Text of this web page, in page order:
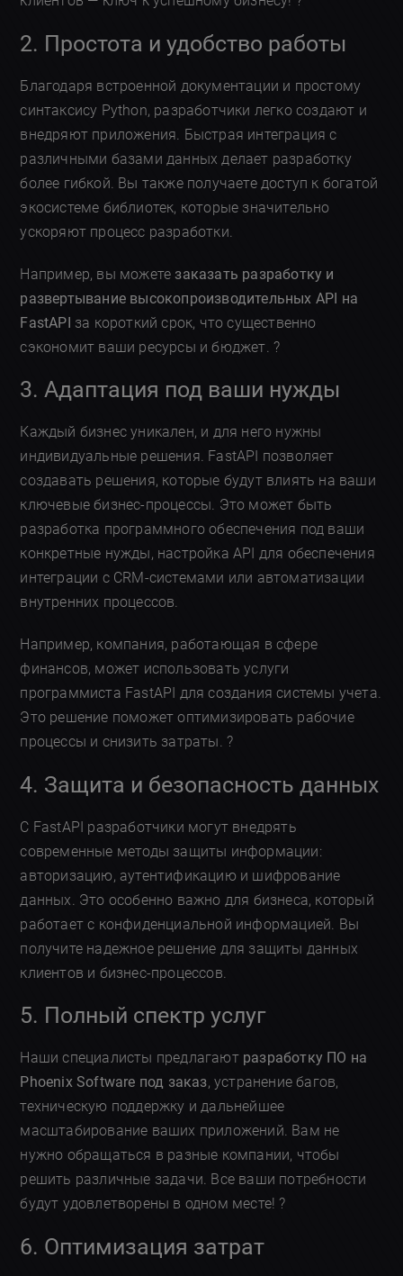
2. Простота и удобство работы
Благодаря встроенной документации и простому
синтаксису Python, разработчики легко создают и
внедряют приложения. Быстрая интеграция с
различными базами данных делает разработку
более гибкой. Вы также получаете доступ к богатой
экосистеме библиотек, которые значительно
ускоряют процесс разработки.
Например, вы можете заказать разработку и
развертывание высокопроизводительных API на
FastAPI за короткий срок, что существенно
сэкономит ваши ресурсы и бюджет. ?
3. Адаптация под ваши нужды
Каждый бизнес уникален, и для него нужны
индивидуальные решения. FastAPI позволяет
создавать решения, которые будут влиять на ваши
ключевые бизнес-процессы. Это может быть
разработка программного обеспечения под ваши
конкретные нужды, настройка API для обеспечения
интеграции с CRM-системами или автоматизации
внутренних процессов.
Например, компания, работающая в сфере
финансов, может использовать услуги
программиста FastAPI для создания системы учета.
Это решение поможет оптимизировать рабочие
процессы и снизить затраты. ?
4. Защита и безопасность данных
С FastAPI разработчики могут внедрять
современные методы защиты информации:
авторизацию, аутентификацию и шифрование
данных. Это особенно важно для бизнеса, который
работает с конфиденциальной информацией. Вы
получите надежное решение для защиты данных
клиентов и бизнес-процессов.
5. Полный спектр услуг
Наши специалисты предлагают разработку ПО на
Phoenix Software под заказ, устранение багов,
техническую поддержку и дальнейшее
масштабирование ваших приложений. Вам не
нужно обращаться в разные компании, чтобы
решить различные задачи. Все ваши потребности
будут удовлетворены в одном месте! ?
6. Оптимизация затрат